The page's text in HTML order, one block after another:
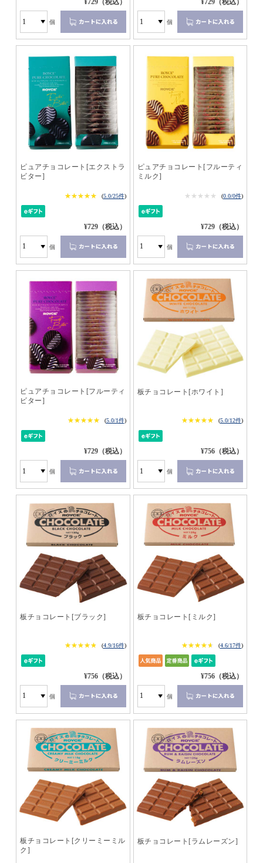
¥729（税込）
個
¥729（税込）
個
ピュアチョコレート[エクストラ
ビター]
★★★★★
★★★★★ (5.0/25件)
¥729（税込）
個
ピュアチョコレート[フルーティ
ミルク]
★★★★★
★★★★★ (0.0/0件)
¥729（税込）
個
ピュアチョコレート[フルーティ
ビター]
★★★★★
★★★★★ (5.0/1件)
¥729（税込）
個
板チョコレート[ホワイト]
★★★★★
★★★★★ (5.0/12件)
¥756（税込）
個
板チョコレート[ブラック]
★★★★★
★★★★★ (4.9/16件)
¥756（税込）
個
板チョコレート[ミルク]
★★★★★
★★★★★ (4.6/17件)
¥756（税込）
個
板チョコレート[クリーミーミル
ク]
板チョコレート[ラムレーズン]